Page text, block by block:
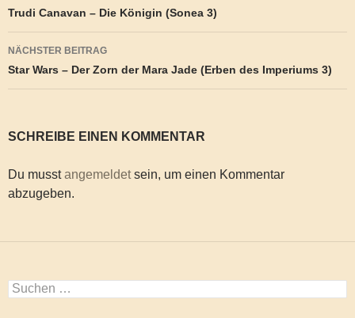
Trudi Canavan – Die Königin (Sonea 3)
NÄCHSTER BEITRAG
Star Wars – Der Zorn der Mara Jade (Erben des Imperiums 3)
SCHREIBE EINEN KOMMENTAR
Du musstangemeldetsein, um einen Kommentar
abzugeben.
Suchen
nach: